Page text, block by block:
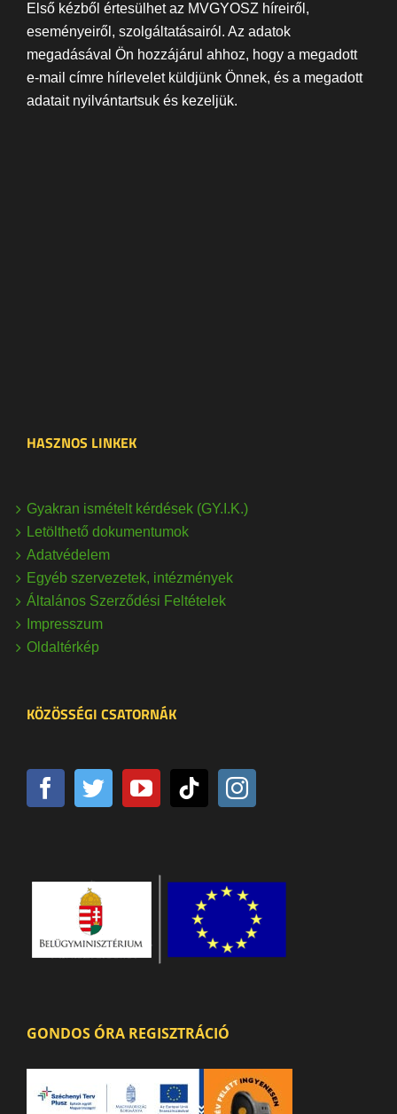
Első kézből értesülhet az MVGYOSZ híreiről,
eseményeiről, szolgáltatásairól. Az adatok
megadásával Ön hozzájárul ahhoz, hogy a megadott
e-mail címre hírlevelet küldjünk Önnek, és a megadott
adatait nyilvántartsuk és kezeljük.
HASZNOS LINKEK
Gyakran ismételt kérdések (GY.I.K.)
Letölthető dokumentumok
Adatvédelem
Egyéb szervezetek, intézmények
Általános Szerződési Feltételek
Impresszum
Oldaltérkép
KÖZÖSSÉGI CSATORNÁK
GONDOS ÓRA REGISZTRÁCIÓ